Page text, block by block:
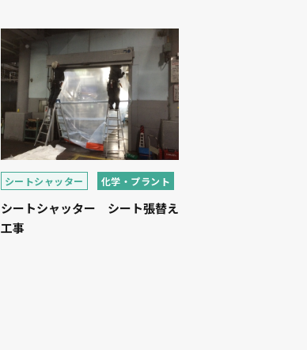
シートシャッター 化学・プラント
シートシャッター シート張替え
工事